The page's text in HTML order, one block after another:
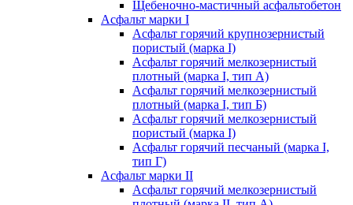
Щебеночно-мастичный асфальтобетон
Асфальт марки I
Асфальт горячий крупнозернистый
пористый (марка I)
Асфальт горячий мелкозернистый
плотный (марка I, тип А)
Асфальт горячий мелкозернистый
плотный (марка I, тип Б)
Асфальт горячий мелкозернистый
пористый (марка I)
Асфальт горячий песчаный (марка I,
тип Г)
Асфальт марки II
Асфальт горячий мелкозернистый